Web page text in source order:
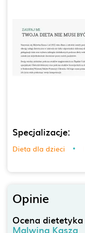
Specjalizacje:
Dieta dla dzieci
Opinie
Ocena dietetyka
Malwina Kasza